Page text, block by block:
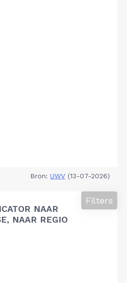
Bron: UWV (13-07-2026)
NAAR
NAAR REGIO
Filters